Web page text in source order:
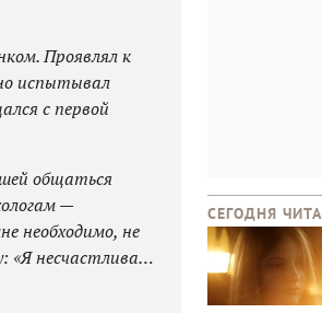
Проявлял к
испытывал
с первой
общаться
—
необходимо, не
«Я несчастлива…
СЕГОДНЯ